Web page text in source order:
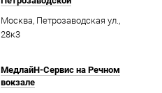
Москва, Петрозаводская ул.,
28к3
МедлайН-Сервис на Речном
вокзале